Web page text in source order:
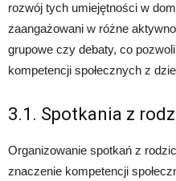
rozwój tych umiejętności w
zaangażowani w różne
grupowe czy debaty, co
kompetencji społecznych z
3.1. Spotkania z
Organizowanie spotkań z
znaczenie kompetencji